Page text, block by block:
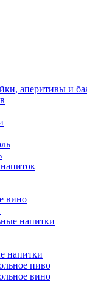
аперитивы и
вино
напитки
напитки
пиво
вино